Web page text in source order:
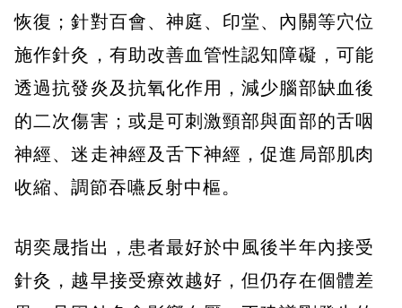
恢復；針對百會、神庭、印堂、內關等穴位
施作針灸，有助改善血管性認知障礙，可能
透過抗發炎及抗氧化作用，減少腦部缺血後
的二次傷害；或是可刺激頸部與面部的舌咽
神經、迷走神經及舌下神經，促進局部肌肉
收縮、調節吞嚥反射中樞。
胡奕晟指出，患者最好於中風後半年內接受
針灸，越早接受療效越好，但仍存在個體差